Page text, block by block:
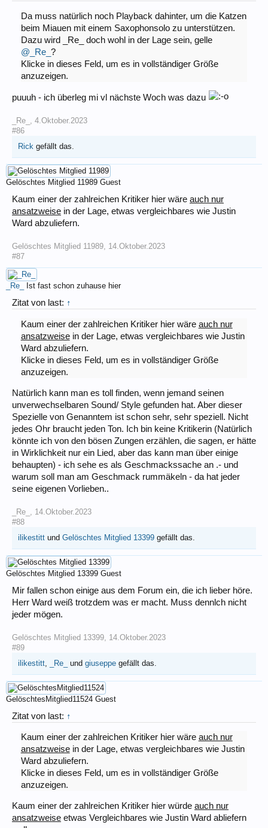
Da muss natürlich noch Playback dahinter, um die Katzen
beim Miauen mit einem Saxophonsolo zu unterstützen.
Dazu wird _Re_ doch wohl in der Lage sein, gelle
@_Re_ ?
Klicke in dieses Feld, um es in vollständiger Größe
anzuzeigen.
puuuh - ich überleg mi vl nächste Woch was dazu
_Re_ , 4.Oktober.2023
#86
Rick gefällt das.
Gelöschtes Mitglied 11989 Guest
Kaum einer der zahlreichen Kritiker hier wäre auch nur
ansatzweise in der Lage, etwas vergleichbares wie Justin
Ward abzuliefern.
Gelöschtes Mitglied 11989, 14.Oktober.2023
#87
_Re_ Ist fast schon zuhause hier
Zitat von last: ↑
Kaum einer der zahlreichen Kritiker hier wäre auch nur
ansatzweisein der Lage, etwas vergleichbares wie Justin
Ward abzuliefern.
Klicke in dieses Feld, um es in vollständiger Größe
anzuzeigen.
Natürlich kann man es toll finden, wenn jemand seinen
unverwechselbaren Sound/ Style gefunden hat. Aber dieser
Spezielle von Genanntem ist schon sehr, sehr speziell. Nicht
jedes Ohr braucht jeden Ton. Ich bin keine Kritikerin (Natürlich
könnte ich von den bösen Zungen erzählen, die sagen, er hätte
in Wirklichkeit nur ein Lied, aber das kann man über einige
behaupten) - ich sehe es als Geschmackssache an .- und
warum soll man am Geschmack rummäkeln - da hat jeder
seine eigenen Vorlieben..
_Re_
14.Oktober.2023
#88
ilikestitt und Gelöschtes Mitglied 13399 gefällt das.
Gelöschtes Mitglied 13399 Guest
Mir fallen schon einige aus dem Forum ein, die ich lieber höre.
Herr Ward weiß trotzdem was er macht. Muss dennlch nicht
jeder mögen.
Gelöschtes Mitglied 13399 14.Oktober.2023
#89
ilikestitt
_Re_ und giuseppe gefällt das.
GelöschtesMitglied11524 Guest
Zitat von last: ↑
Kaum einer der zahlreichen Kritiker hier wäre auch nur
ansatzweisein der Lage, etwas vergleichbares wie Justin
Ward abzuliefern.
Klicke in dieses Feld, um es in vollständiger Größe
anzuzeigen.
Kaum einer der zahlreichen Kritiker hier würde auch nur
ansatzweise etwas Vergleichbares wie Justin Ward abliefern